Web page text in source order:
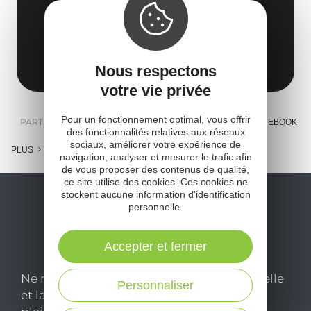
Le Bousquet
12400 Calmels-et-le-Viala
PARTAGER : E-MAIL MESSENGER FACEBOOK
PLUS
Ne manquez pas notre newsletter mensuelle
et laissez-vous inspirer pour profiter
Nous respectons
votre vie privée
Pour un fonctionnement optimal, vous offrir
des fonctionnalités relatives aux réseaux
sociaux, améliorer votre expérience de
navigation, analyser et mesurer le trafic afin
de vous proposer des contenus de qualité,
ce site utilise des cookies. Ces cookies ne
stockent aucune information d'identification
personnelle.
Personnaliser
Accepter et fermer